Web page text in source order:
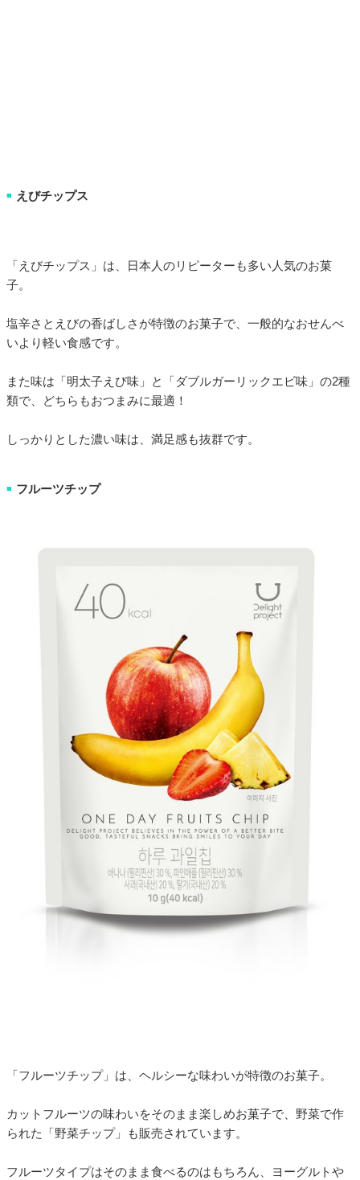
■ えびチップス
「えびチップス」は、日本人のリピーターも多い人気のお菓
子。
塩辛さとえびの香ばしさが特徴のお菓子で、一般的なおせんべ
いより軽い食感です。
また味は「明太子えび味」と「ダブルガーリックエビ味」の2種
類で、どちらもおつまみに最適！
しっかりとした濃い味は、満足感も抜群です。
■ フルーツチップ
「フルーツチップ」は、ヘルシーな味わいが特徴のお菓子。
カットフルーツの味わいをそのまま楽しめお菓子で、野菜で作
られた「野菜チップ」も販売されています。
フルーツタイプはそのまま食べるのはもちろん、ヨーグルトや